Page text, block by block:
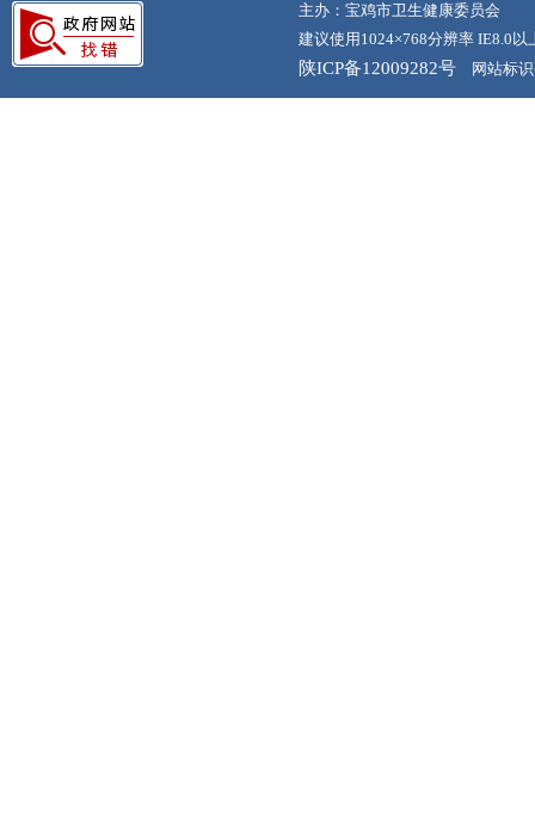
主办：宝鸡市卫生健康委员会
建议使用1024×768分辨率 IE8.0以
陕ICP备12009282号 网站标